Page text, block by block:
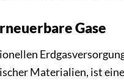
Gase
Materialien, ist